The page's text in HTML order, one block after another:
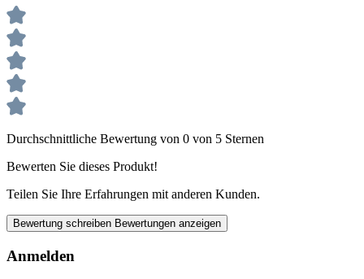
Durchschnittliche Bewertung von 0 von 5 Sternen
Bewerten Sie dieses Produkt!
Teilen Sie Ihre Erfahrungen mit anderen Kunden.
Bewertung schreiben Bewertungen anzeigen
Anmelden